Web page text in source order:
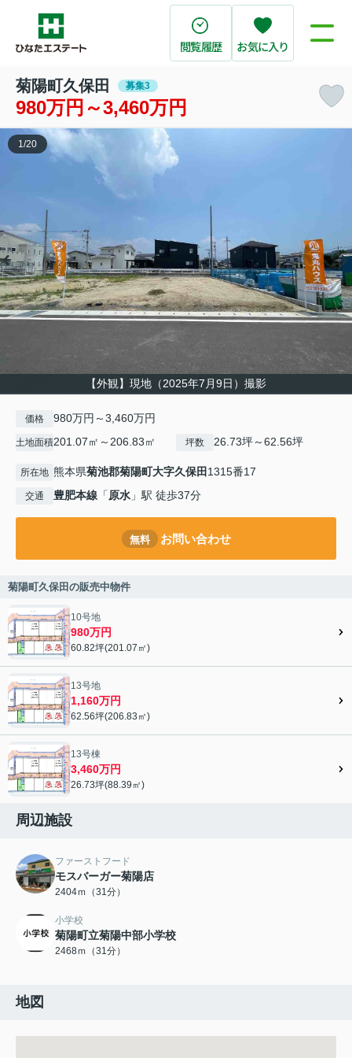
閲覧履歴 お気に入り
菊陽町久保田 募集3
980万円～3,460万円
【外観】現地（2025年7月9日）撮影
1 /20
価格 980万円～3,460万円
土地面積201.07㎡～206.83㎡ 坪数 26.73坪～62.56坪
所在地 熊本県菊池郡菊陽町大字久保田 1315番17
交通 豊肥本線 「原水 」駅 徒歩37分
無料 お問い合わせ
菊陽町久保田の販売中物件
10号地
980万円
60.82坪(201.07㎡)
13号地
1,160万円
62.56坪(206.83㎡)
13号棟
3,460万円
26.73坪(88.39㎡)
周辺施設
ファーストフード
モスバーガー菊陽店
2404ｍ（31分）
小学校
菊陽町立菊陽中部小学校
2468ｍ（31分）
地図